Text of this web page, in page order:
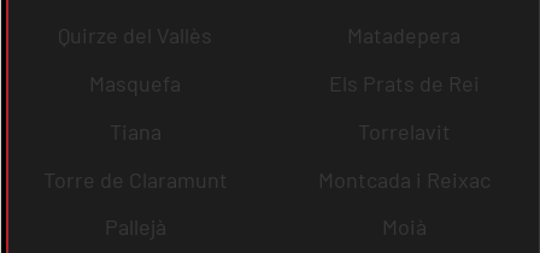
Quirze del Vallès
Matadepera
Masquefa
Els Prats de Rei
Tiana
Torrelavit
Torre de Claramunt
Montcada i Reixac
Pallejà
Moià